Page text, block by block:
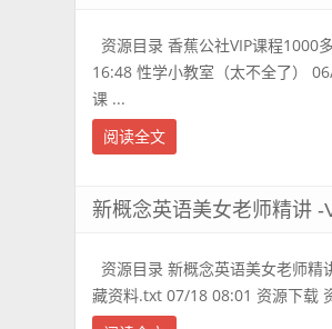
资源目录 香蕉公社VIP课程1000
16:48 性学小教室（太不全了）
课 ...
阅读全文
新概念英语美女老师精讲 -
资源目录 新概念英语美女老师
藏资料.txt 07/18 08:01 资源下载